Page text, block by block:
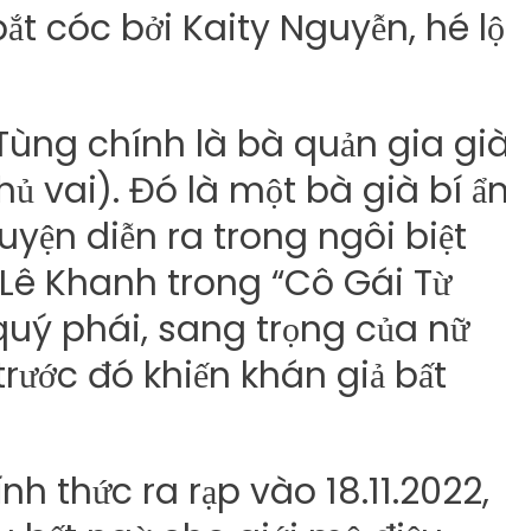
chính là bà quản gia
vai). Đó là một bà già bí
diễn ra trong ngôi biệt
Khanh trong “Cô Gái Từ
phái, sang trọng của nữ
đó khiến khán giả bất
thức ra rạp vào 18.11.2022,